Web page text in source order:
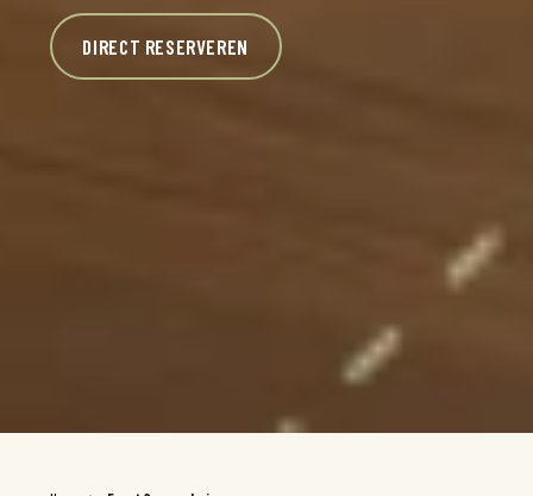
DIRECT RESERVEREN